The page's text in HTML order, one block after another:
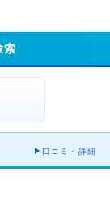
索
口コミ・詳細